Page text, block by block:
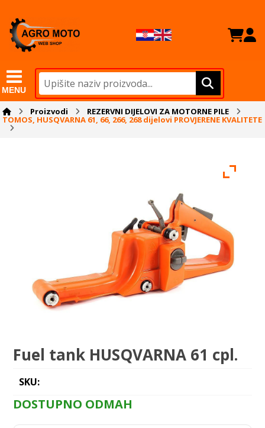
MENU
Proizvodi REZERVNI DIJELOVI ZA MOTORNE PILE
TOMOS, HUSQVARNA 61, 66, 266, 268 dijelovi PROVJERENE KVALITETE
Fuel tank HUSQVARNA 61 cpl.
SKU:
DOSTUPNO ODMAH